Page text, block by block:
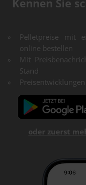
Kennen Sie
Pelletpreise mit
online bestellen
Mit
Stand
oder zuerst